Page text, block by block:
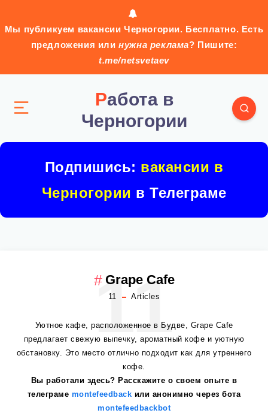
Мы публикуем вакансии Черногории. Бесплатно. Есть
предложения илинужна реклама? Пишите:
t.me/netsvetaev
Работа в
Черногории
Подпишись: вакансии в
Черногории в Телеграме
Grape Cafe
11 Articles
11
Уютное кафе, расположенное в Будве, Grape Cafe
предлагает свежую выпечку, ароматный кофе и уютную
обстановку. Это место отлично подходит как для утреннего
кофе.
Вы работали здесь? Расскажите о своем опыте в
телеграме montefeedback или анонимно через бота
montefeedbackbot